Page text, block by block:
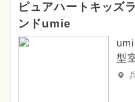
ピュアハートキッズ
ンドumie
型